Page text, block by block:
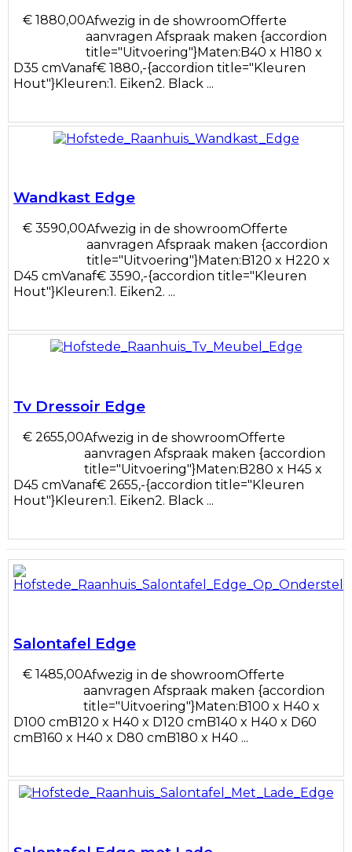
€ 1880,00Afwezig in de showroomOfferte
aanvragen Afspraak maken {accordion
title="Uitvoering"}Maten:B40 x H180 x
D35 cmVanaf€ 1880,-{accordion title="Kleuren
Hout"}Kleuren:1. Eiken2. Black ...
Wandkast Edge
€ 3590,00Afwezig in de showroomOfferte
aanvragen Afspraak maken {accordion
title="Uitvoering"}Maten:B120 x H220 x
D45 cmVanaf€ 3590,-{accordion title="Kleuren
Hout"}Kleuren:1. Eiken2. ...
Tv Dressoir Edge
€ 2655,00Afwezig in de showroomOfferte
aanvragen Afspraak maken {accordion
title="Uitvoering"}Maten:B280 x H45 x
D45 cmVanaf€ 2655,-{accordion title="Kleuren
Hout"}Kleuren:1. Eiken2. Black ...
Salontafel Edge
€ 1485,00Afwezig in de showroomOfferte
aanvragen Afspraak maken {accordion
title="Uitvoering"}Maten:B100 x H40 x
D100 cmB120 x H40 x D120 cmB140 x H40 x D60
cmB160 x H40 x D80 cmB180 x H40 ...